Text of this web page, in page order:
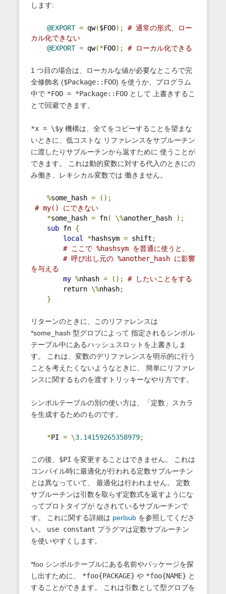
します:
@EXPORT = qw($FOO);
# 通常の形式、ロー
カル化できない
@EXPORT = qw(*FOO); # ローカル化できる
1 つ目の場合は、ローカルな値が必要なところで完
全修飾名 ($Package::FOO) を使うか、プログラム
中で *FOO = *Package::FOOとして 上書きするこ
とで回避できます。
*x = \$y機構は、全てをコピーすることを望まな
いときに、低コストな リファレンスをサブルーチン
に渡したりサブルーチンから返すために 使うことが
できます。 これは動的変数に対する代入のときにの
み働き、レキシカル変数では 働きません。
%some_hash =
();
# my() にできない
*some_hash = fn( \%another_hash
);
sub fn {
local
*hashsym = shift ;
# ここで %hashsym を普通に使うと、
# 呼び出し元の %another_hash に影響
を与える
my %nhash = ();
# したいことをする
return \%nhash;
}
リターンのときに、このリファレンスは
*some_hash 型グロブによって 指定されるシンボル
テーブル中にあるハッシュスロットを上書きしま
す。 これは、変数のデリファレンスを明示的に行う
ことを考えたくないようなときに、 簡単にリファレ
ンスに関するものを渡すトリッキーなやり方です。
シンボルテーブルの別の使い方は、「定数」スカラ
を生成するためのものです。
*PI = \3.14159265358979;
この後、 $PI を変更することはできません。 これは
コンパイル時に最適化が行われる定数サブルーチン
とは異なっていて、 最適化は行われません。 定数
サブルーチンは引数を取らず定数式を返すようにな
ってプロトタイプが なされているサブルーチンで
す。 これに関する詳細は perlsubを参照してくださ
い。 use constant プラグマは定数サブルーチン
を使いやすくします。
*foo シンボルテーブルにある名前やパッケージを探
し出すために、 *foo{PACKAGE} や *foo{NAME} と
することができます。 これは引数として型グロブを